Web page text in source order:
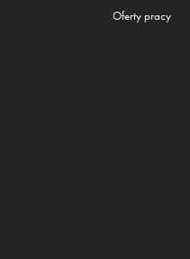
Oferty pracy